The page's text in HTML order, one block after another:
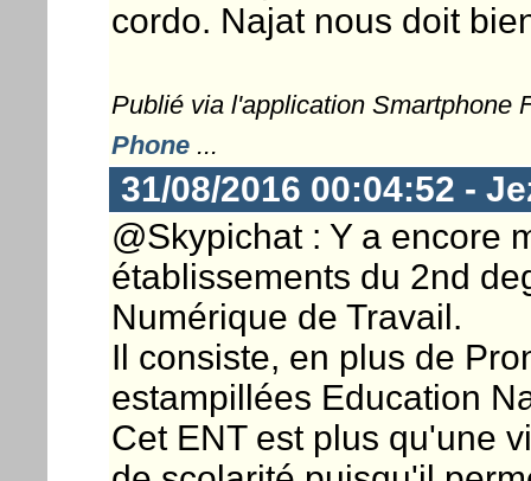
cordo. Najat nous doit
Publié via l'application Smartphone
Phone...
31/08/2016 00:04:52 -
@Skypichat : Y a encore
établissements du 2nd
Numérique de Travail.
Il consiste, en plus de
estampillées Education
Cet ENT est plus qu'une